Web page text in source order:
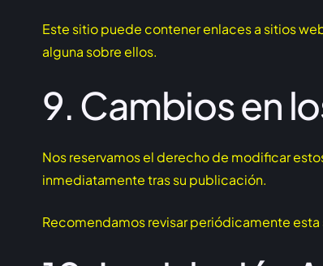
Este sitio puede contener enlaces a sitios
alguna sobre ellos.
9. Cambios en
Nos reservamos el derecho de modificar
inmediatamente tras su publicación.
Recomendamos revisar periódicamente